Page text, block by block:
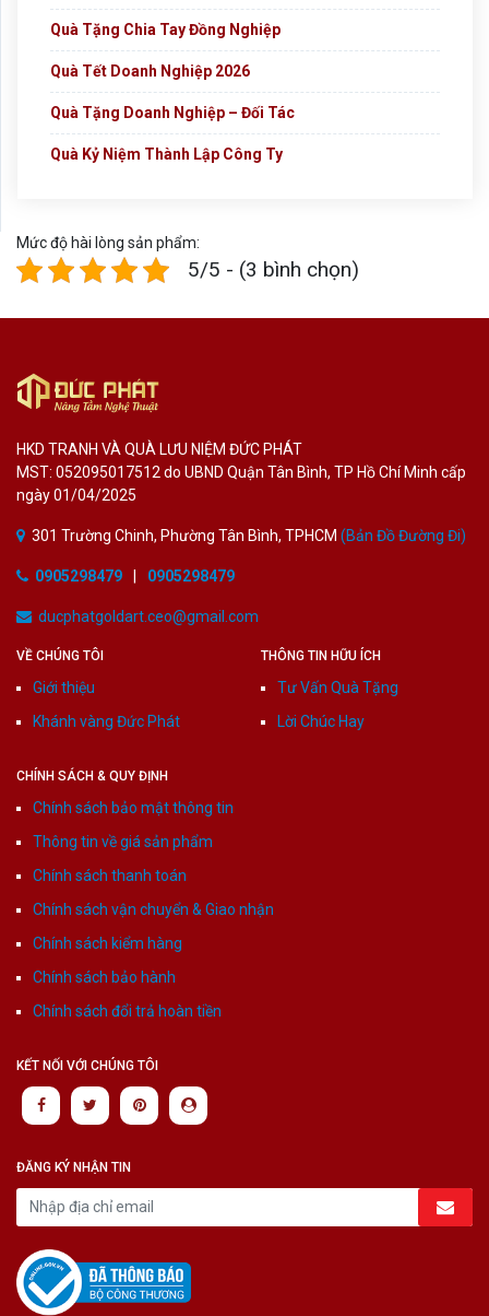
Quà Tặng Chia Tay Đồng Nghiệp
Quà Tết Doanh Nghiệp 2026
Quà Tặng Doanh Nghiệp – Đối Tác
Quà Kỷ Niệm Thành Lập Công Ty
Mức độ hài lòng sản phẩm:
5/5 - (3 bình chọn)
HKD TRANH VÀ QUÀ LƯU NIỆM ĐỨC PHÁT
MST: 052095017512 do UBND Quận Tân Bình, TP Hồ Chí Minh cấp
ngày 01/04/2025
301 Trường Chinh, Phường Tân Bình, TPHCM (Bản Đồ Đường Đi)
0905298479 0905298479
ducphatgoldart.ceo@gmail.com
VỀ CHÚNG TÔI
Giới thiệu
Khánh vàng Đức Phát
THÔNG TIN HỮU ÍCH
Tư Vấn Quà Tặng
Lời Chúc Hay
CHÍNH SÁCH & QUY ĐỊNH
Chính sách bảo mật thông tin
Thông tin về giá sản phẩm
Chính sách thanh toán
Chính sách vận chuyển & Giao nhận
Chính sách kiểm hàng
Chính sách bảo hành
Chính sách đổi trả hoàn tiền
KẾT NỐI VỚI CHÚNG TÔI
ĐĂNG KÝ NHẬN TIN